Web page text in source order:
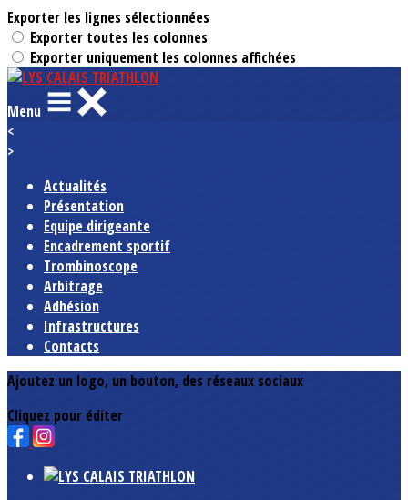
Exporter les lignes sélectionnées
Exporter toutes les colonnes
Exporter uniquement les colonnes affichées
Menu
<
>
Actualités
Présentation
Equipe dirigeante
Encadrement sportif
Trombinoscope
Arbitrage
Adhésion
Infrastructures
Contacts
Ajoutez un logo, un bouton, des réseaux sociaux
Cliquez pour éditer